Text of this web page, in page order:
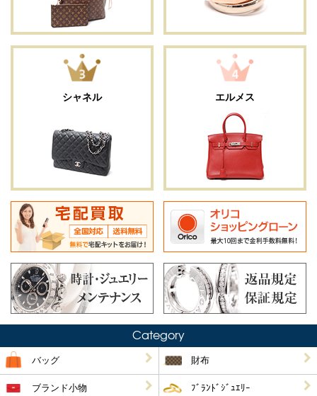
シャネル エルメス
Category
バッグ 財布
ブランド小物 ﾌﾞﾗﾝﾄﾞｼﾞｭｴﾘｰ